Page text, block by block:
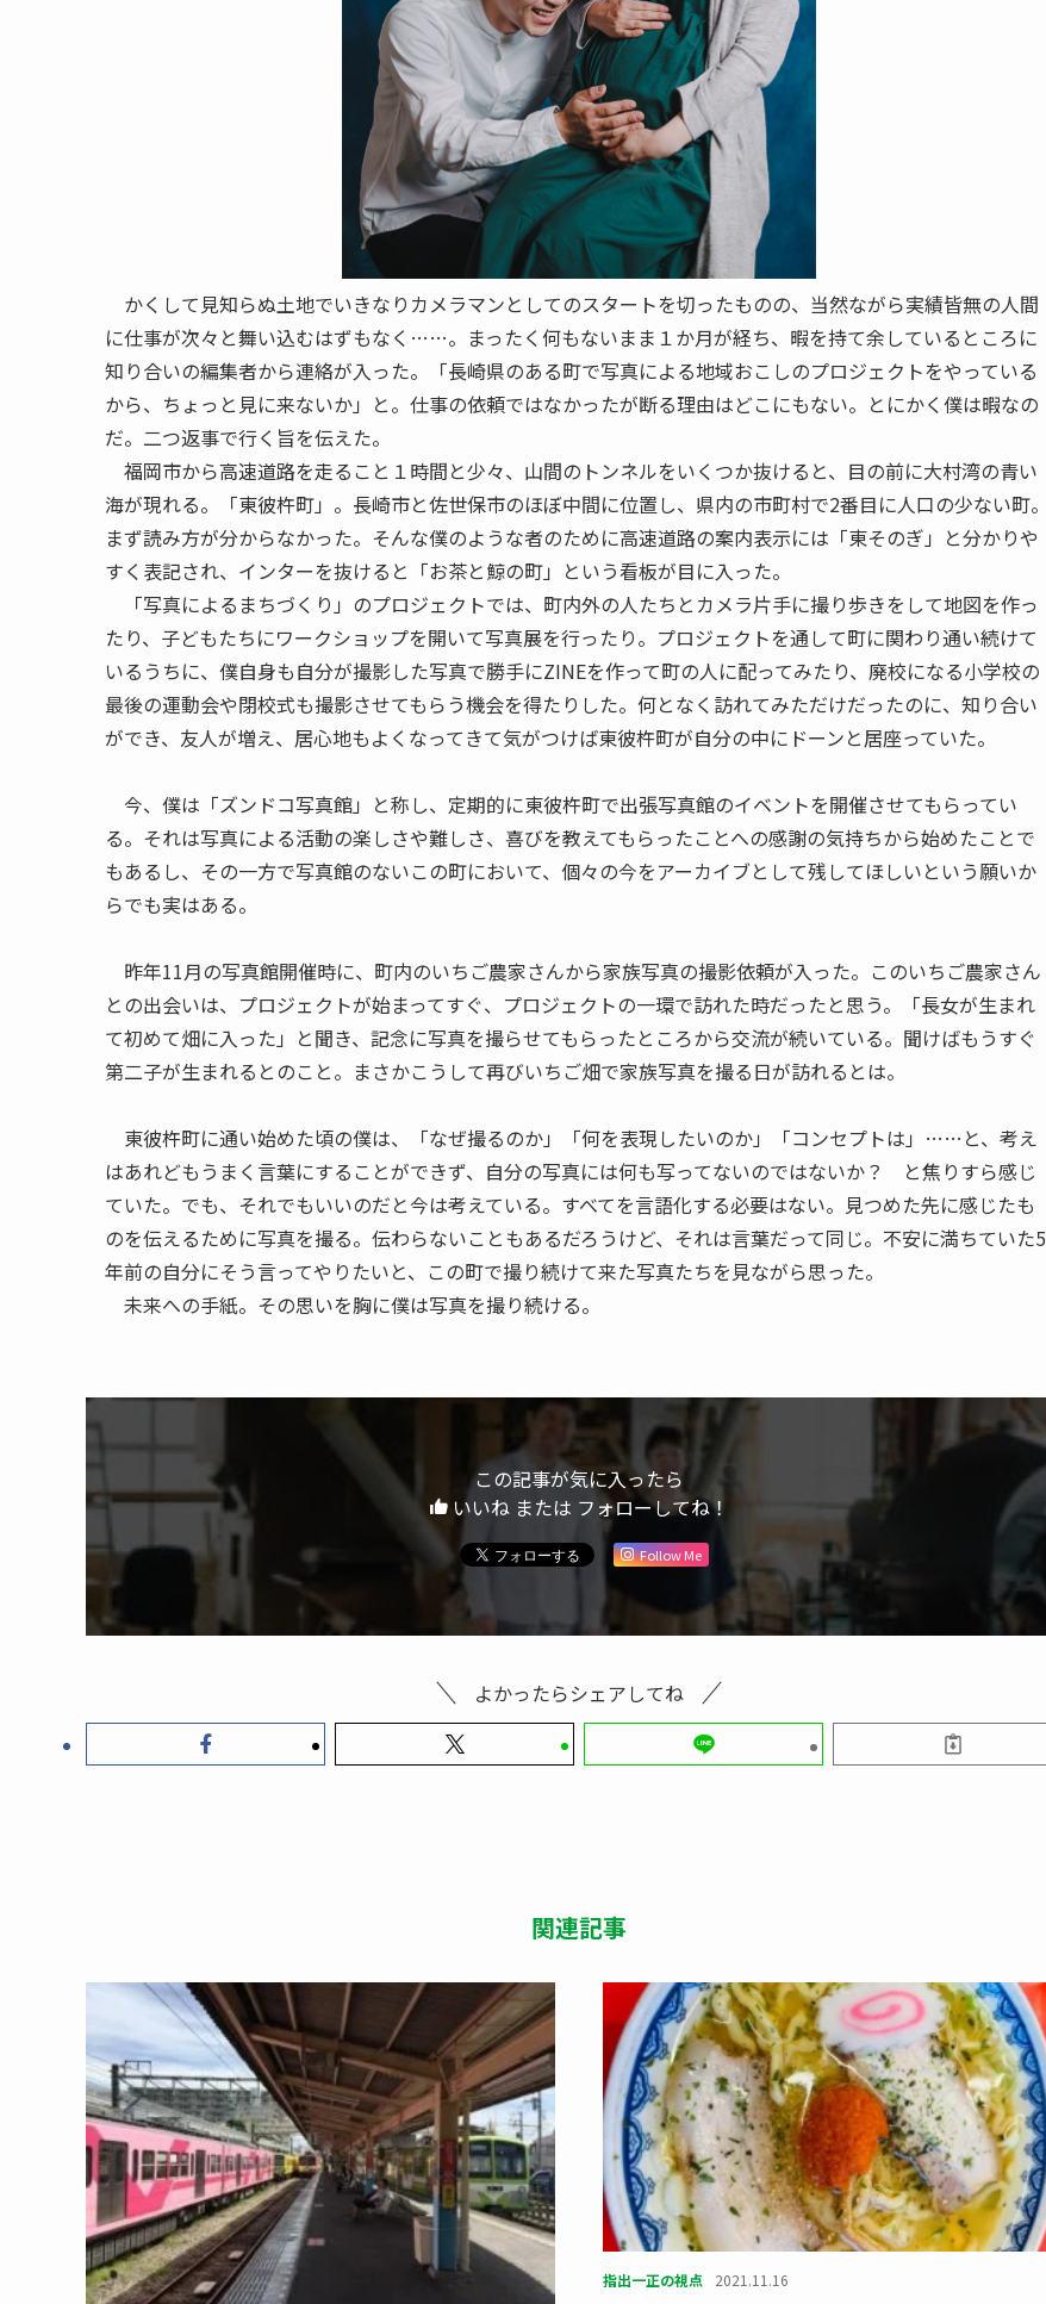
かくして見知らぬ土地でいきなりカメラマンとしてのスタートを切ったものの、当然ながら実績皆無の人間
に仕事が次々と舞い込むはずもなく……。まったく何もないまま１か月が経ち、暇を持て余しているところに
知り合いの編集者から連絡が入った。「長崎県のある町で写真による地域おこしのプロジェクトをやっている
から、ちょっと見に来ないか」と。仕事の依頼ではなかったが断る理由はどこにもない。とにかく僕は暇なの
だ。二つ返事で行く旨を伝えた。
福岡市から高速道路を走ること１時間と少々、 山間のトンネルをいくつか抜けると、目の前に大村湾の青い
海が現れる。「東彼杵町」。長崎市と佐世保市のほぼ中間に位置し、県内の市町村で2番目に人口の少ない町。
まず読み方が分からなかった。そんな僕のような者のために高速道路の案内表示には「東そのぎ」と分かりや
すく表記され、インターを抜けると「お茶と鯨の町」という看板が目に入った。
「写真によるまちづくり」のプロジェクトでは、町内外の人たちとカメラ片手に撮り歩きをして地図を作っ
たり、子どもたちにワークショップを開いて写真展を行ったり。プロジェクトを通して町に関わり通い続けて
いるうちに、僕自身も自分が撮影した写真で勝手にZINEを作って町の人に配ってみたり、廃校になる小学校の
最後の運動会や閉校式も撮影させてもらう機会を得たりした。何となく訪れてみただけだったのに、知り合い
ができ、友人が増え、居心地もよくなってきて気がつけば東彼杵町が自分の中にドーンと居座っていた。
今、僕は「ズンドコ写真館」と称し、定期的に東彼杵町で出張写真館のイベントを開催させてもらってい
る。それは写真による活動の楽しさや難しさ、喜びを教えてもらったことへの感謝の気持ちから始めたことで
もあるし、その一方で写真館のないこの町において、個々の今をアーカイブとして残してほしいという願いか
らでも実はある。
昨年11月の写真館開催時に、町内のいちご農家さんから家族写真の撮影依頼が入った。このいちご農家さん
との出会いは、プロジェクトが始まってすぐ、プロジェクトの一環で訪れた時だったと思う。「長女が生まれ
て初めて畑に入った」と聞き、記念に写真を撮らせてもらったところから交流が続いている。聞けばもうすぐ
第二子が生まれるとのこと。まさかこうして再びいちご畑で家族写真を撮る日が訪れるとは。
東彼杵町に通い始めた頃の僕は、「なぜ撮るのか」「何を表現したいのか」「コンセプトは」……と、考え
はあれどもうまく言葉にすることができず、自分の写真には何も写ってないのではないか？ と焦りすら感じ
ていた。でも、それでもいいのだと今は考えている。すべてを言語化する必要はない。見つめた先に感じたも
のを伝えるために写真を撮る。伝わらないこともあるだろうけど、それは言葉だって同じ。不安に満ちていた5
年前の自分にそう言ってやりたいと、この町で撮り続けて来た写真たちを見ながら思った。
未来への手紙。その思いを胸に僕は写真を撮り続ける。
この記事が気に入ったら
いいね または フォローしてね！
Follow Me
よかったらシェアしてね
関連記事
指出一正の視点 2021.11.16